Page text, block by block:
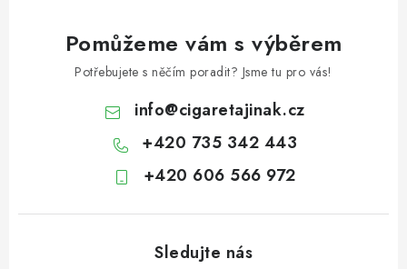
Pomůžeme vám s výběrem
Potřebujete s něčím poradit? Jsme tu pro vás!
info@cigaretajinak.cz
+420 735 342 443
+420 606 566 972